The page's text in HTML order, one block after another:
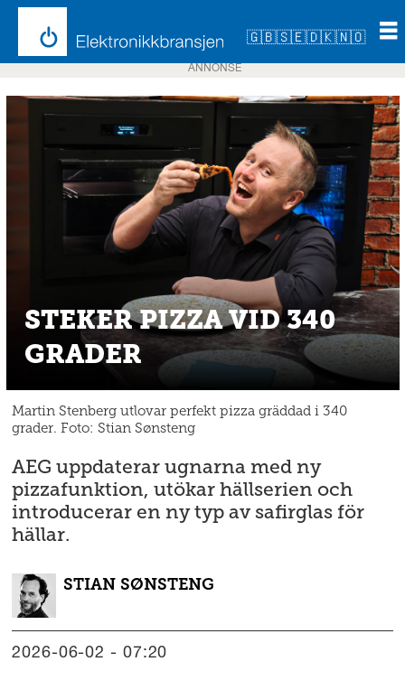
🇬🇧🇸🇪🇩🇰🇳🇴
ANNONSE
STEKER PIZZA VID 340
GRADER
Martin Stenberg utlovar perfekt pizza gräddad i 340
grader. Foto: Stian Sønsteng
AEG uppdaterar ugnarna med ny
pizzafunktion, utökar hällserien och
introducerar en ny typ av safirglas för
hällar.
STIAN SØNSTENG
2026-06-02 - 07:20